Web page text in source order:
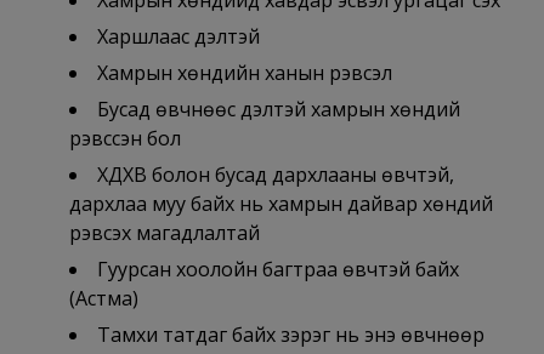
Харшлаас үүдэлтэй
Хамрын хөндийн ханын үрэвсэл
Бусад өвчнөөс үүдэлтэй хамрын хөндий
үрэвссэн бол
ХДХВ болон бусад дархлааны өвчтэй,
дархлаа муу байх нь хамрын дайвар хөндий
үрэвсэх магадлалтай
Гуурсан хоолойн багтраа өвчтэй байх
(Астма)
Тамхи татдаг байх зэрэг нь энэ өвчнөөр